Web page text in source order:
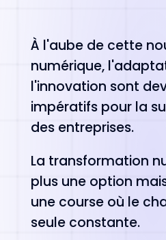
À l'aube de cette
numérique,
l'innovation sont
impératifs pour la
des entreprises.
La transformation
plus une option
une course où le
seule constante.